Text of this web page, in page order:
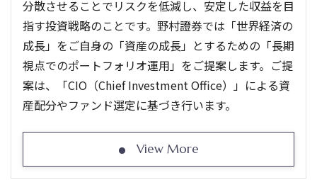
分散させることでリスクを低減し、安定した収益を目
指す投資戦略のことです。野村證券では「世界経済の
成長」をご自身の「資産の成長」とするための「長期
視点でのポートフォリオ運用」をご提案します。ご提
案は、「CIO（Chief Investment Office）」による資
産配分やファンド選定に基づき行います。
View More